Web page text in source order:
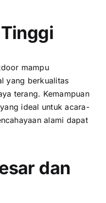
mаmрu
уаng berkualitas
terang. Kemampuan
ideal untuk acara-
alami dараt
dаn